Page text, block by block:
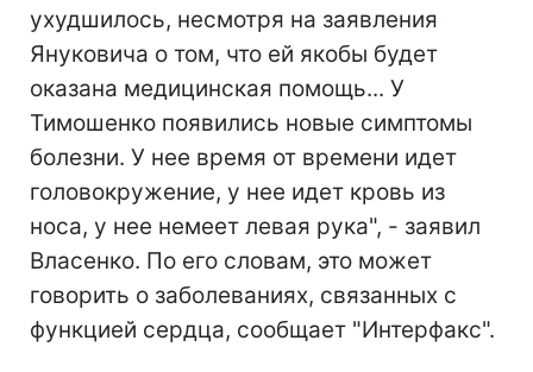
ухудшилось, несмотря на заявления
Януковича о том, что ей якобы будет
оказана медицинская помощь... У
Тимошенко появились новые симптомы
болезни. У нее время от времени идет
головокружение, у нее идет кровь из
носа, у нее немеет левая рука", - заявил
Власенко. По его словам, это может
говорить о заболеваниях, связанных с
функцией сердца, сообщает "Интерфакс".